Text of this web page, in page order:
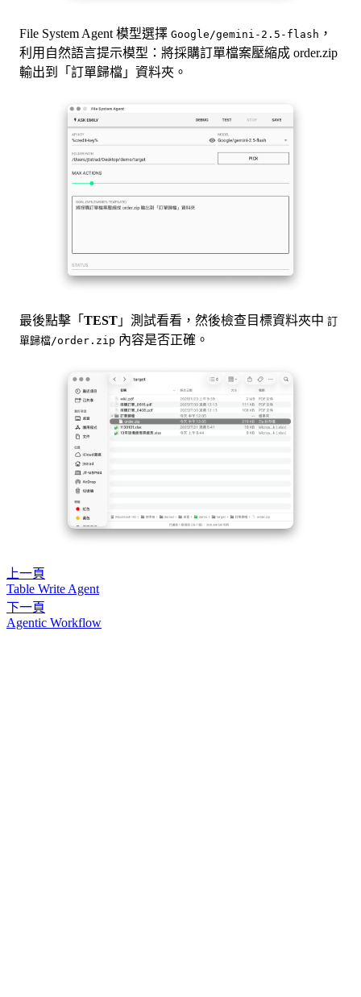
File System Agent 模型選擇 Google/gemini-2.5-flash ，
利用自然語言提示模型：將採購訂單檔案壓縮成 order.zip
輸出到「訂單歸檔」資料夾。
最後點擊「 TEST 」測試看看，然後檢查目標資料夾中 訂
單歸檔/order.zip 內容是否正確。
上一頁
Table Write Agent
下一頁
Agentic Workflow